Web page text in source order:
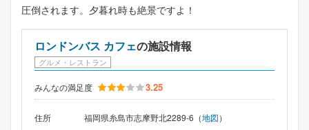
圧倒されます。夕暮れ時も絶景ですよ！
ロンドンバス カフェの施設情報
グルメ・レストラン
みんなの満足度 3.25
住所 福岡県糸島市志摩野北2289-6（地図）